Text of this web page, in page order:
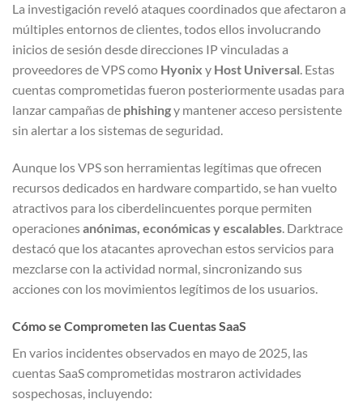
La investigación reveló ataques coordinados que afectaron a
múltiples entornos de clientes, todos ellos involucrando
inicios de sesión desde direcciones IP vinculadas a
proveedores de VPS como Hyonix y Host Universal. Estas
cuentas comprometidas fueron posteriormente usadas para
lanzar campañas de phishingy mantener acceso persistente
sin alertar a los sistemas de seguridad.
Aunque los VPS son herramientas legítimas que ofrecen
recursos dedicados en hardware compartido, se han vuelto
atractivos para los ciberdelincuentes porque permiten
operacionesanónimas, económicas y escalables. Darktrace
destacó que los atacantes aprovechan estos servicios para
mezclarse con la actividad normal, sincronizando sus
acciones con los movimientos legítimos de los usuarios.
Cómo se Comprometen las Cuentas SaaS
En varios incidentes observados en mayo de 2025, las
cuentas SaaS comprometidas mostraron actividades
sospechosas, incluyendo: